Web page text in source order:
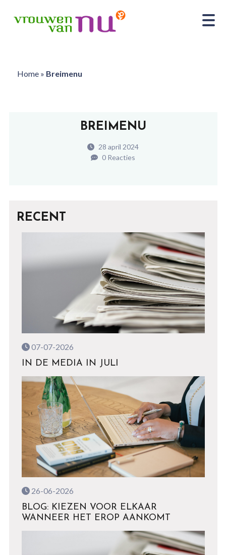
Home» Breimenu
BREIMENU
28 april 2024
0 Reacties
RECENT
07-07-2026
IN DE MEDIA IN JULI
26-06-2026
BLOG: KIEZEN VOOR ELKAAR
WANNEER HET EROP AANKOMT